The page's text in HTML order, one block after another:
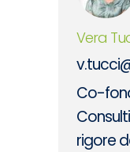
Vera
Co-
rigore